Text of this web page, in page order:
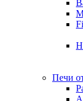
Печи